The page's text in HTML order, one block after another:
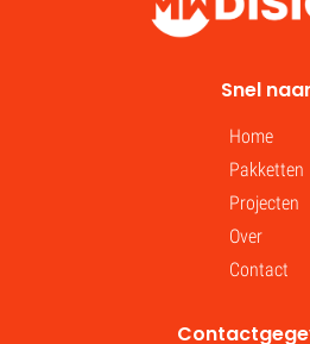
Snel naar
Home
Pakketten
Projecten
Over
Contact